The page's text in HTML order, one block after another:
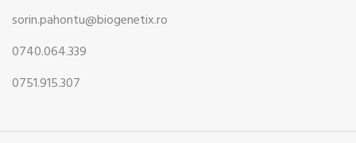
sorin.pahontu@biogenetix.ro
0740.064.339
0751.915.307